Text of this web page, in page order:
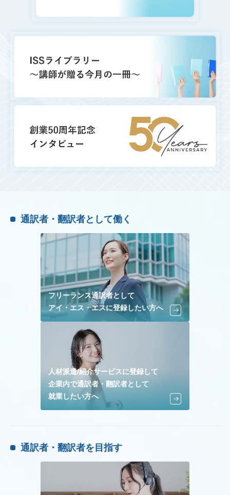
通訳者・翻訳者として働く
フリーランス通訳者として
アイ・エス・エスに登録したい方へ
人材派遣/紹介サービスに登録して
企業内で通訳者・翻訳者として
就業したい方へ
通訳者・翻訳者を目指す